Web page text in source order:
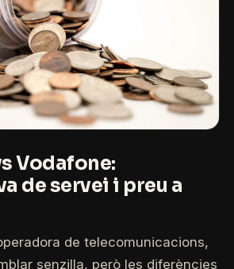
Vodafone:
de servei i preu a
de telecomunicacions,
senzilla, però les diferències